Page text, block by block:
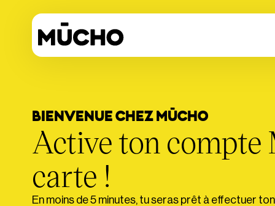
BIENVENUE CHEZ MŪCHO
Active ton compte
carte !
En moins de 5 minutes, tu seras prêt à effectuer